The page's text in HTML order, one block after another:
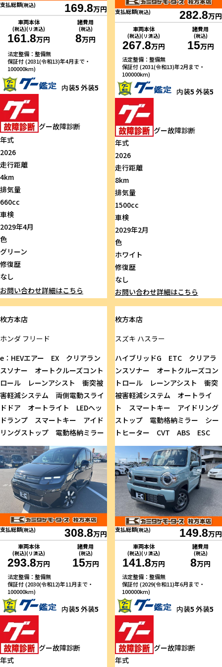
支払総額(税込) 169.8万円
車両本体
(税込)(リ済込)
161.8万円
諸費用
(税込)
8万円
法定整備：整備無
保証付 (2031(令和13)年4月まで・
100000km)
内装5 外装5
グー故障診断
年式
2026
走行距離
4km
排気量
660cc
車検
2029年4月
色
グリーン
修復歴
なし
お問い合わせ詳細はこちら
支払総額(税込) 282.8万円
車両本体
(税込)(リ済込)
267.8万円
諸費用
(税込)
15万円
法定整備：整備無
保証付 (2031(令和13)年2月まで・
100000km)
内装5 外装5
グー故障診断
年式
2026
走行距離
8km
排気量
1500cc
車検
2029年2月
色
ホワイト
修復歴
なし
お問い合わせ詳細はこちら
枚方本店
ホンダ フリード
e：HEVエアー EX クリアラン
スソナー オートクルーズコント
ロール レーンアシスト 衝突被
害軽減システム 両側電動スライ
ドドア オートライト LEDヘッ
ドランプ スマートキー アイド
リングストップ 電動格納ミラー
支払総額(税込) 308.8万円
車両本体
(税込)(リ済込)
293.8万円
諸費用
(税込)
15万円
法定整備：整備無
保証付 (2030(令和12)年11月まで・
100000km)
内装5 外装5
グー故障診断
年式
枚方本店
スズキ ハスラー
ハイブリッドG ETC クリアラ
ンスソナー オートクルーズコン
トロール レーンアシスト 衝突
被害軽減システム オートライ
ト スマートキー アイドリング
ストップ 電動格納ミラー シー
トヒーター CVT ABS ESC
支払総額(税込) 149.8万円
車両本体
(税込)(リ済込)
141.8万円
諸費用
(税込)
8万円
法定整備：整備無
保証付 (2029(令和11)年6月まで・
100000km)
内装5 外装5
グー故障診断
年式